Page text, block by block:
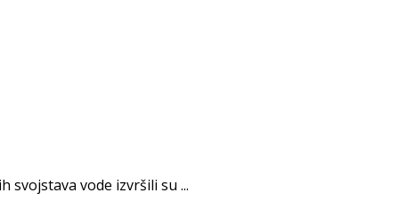
vode izvršili su ...